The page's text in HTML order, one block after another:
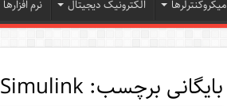
میکروکنترلرها الکترونیک دیجیتال نرم افزارها
بایگانی برچسب: Simulink